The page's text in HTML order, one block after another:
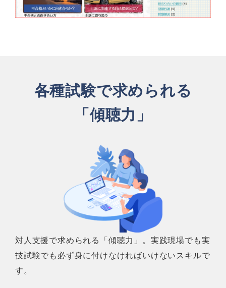
各種試験で求められる
「傾聴力」
対人支援で求められる「傾聴力」。実践現場でも実
技試験でも必ず身に付けなければいけないスキルで
す。